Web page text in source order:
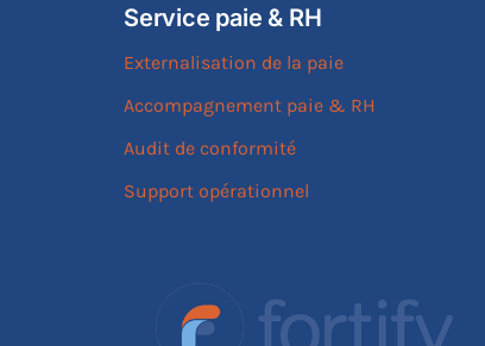
Service paie & RH
Externalisation de la paie
Accompagnement paie & RH
Audit de conformité
Support opérationnel